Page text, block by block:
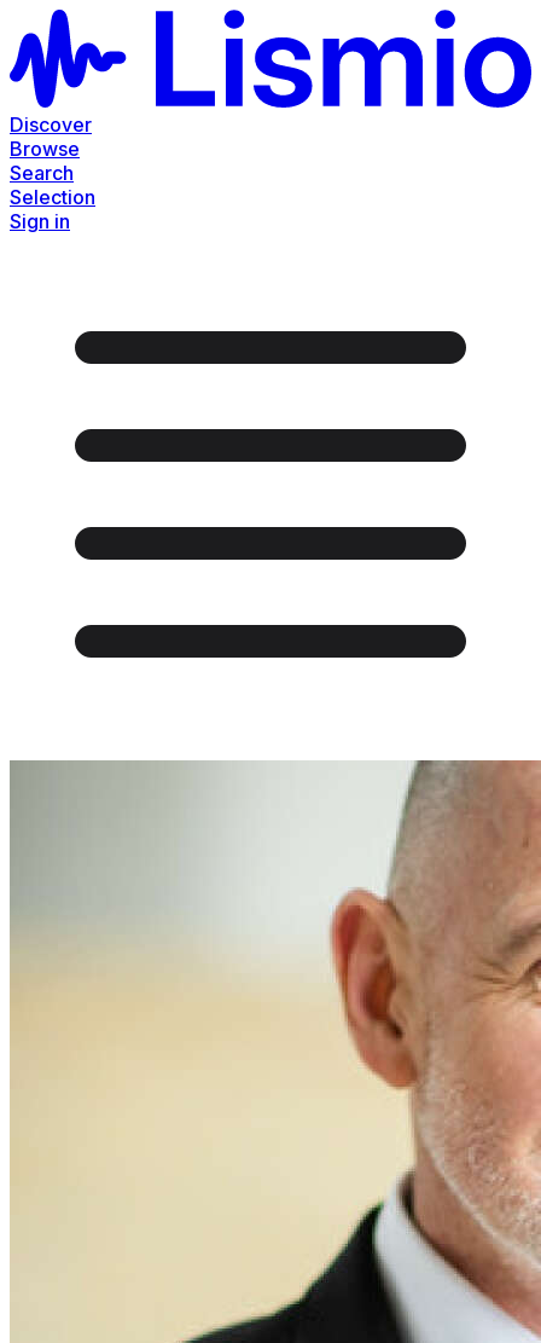
Discover
Browse
Search
Selection
Sign in